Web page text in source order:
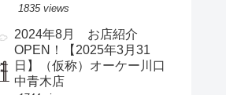
1835 views
2024年8月 お店紹介
OPEN！【2025年3月31
日】（仮称）オーケー川口
中青木店